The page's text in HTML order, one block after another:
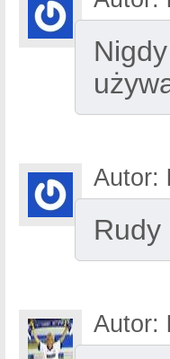
Autor:
Rudy
Autor: